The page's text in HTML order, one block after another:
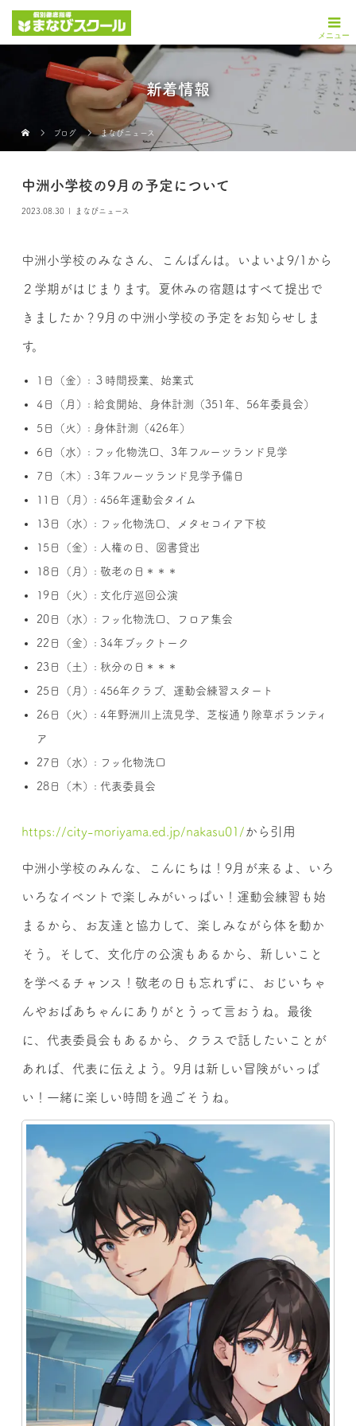
新着情報
ブログ まなびニュース
中洲小学校の9月の予定について
2023.08.30 まなびニュース
中洲小学校のみなさん、こんばんは。いよいよ9/1から
２学期がはじまります。夏休みの宿題はすべて提出で
きましたか？9月の中洲小学校の予定をお知らせしま
す。
1日（金）: ３時間授業、始業式
4日（月）: 給食開始、身体計測（351年、56年委員会）
5日（火）: 身体計測（426年）
6日（水）: フッ化物洗口、3年フルーツランド見学
7日（木）: 3年フルーツランド見学予備日
11日（月）: 456年運動会タイム
13日（水）: フッ化物洗口、メタセコイア下校
15日（金）: 人権の日、図書貸出
18日（月）: 敬老の日＊＊＊
19日（火）: 文化庁巡回公演
20日（水）: フッ化物洗口、フロア集会
22日（金）: 34年ブックトーク
23日（土）: 秋分の日＊＊＊
25日（月）: 456年クラブ、運動会練習スタート
26日（火）: 4年野洲川上流見学、芝桜通り除草ボランティ
ア
27日（水）: フッ化物洗口
28日（木）: 代表委員会
https://city-moriyama.ed.jp/nakasu01/から引用
中洲小学校のみんな、こんにちは！9月が来るよ、いろ
いろなイベントで楽しみがいっぱい！運動会練習も始
まるから、お友達と協力して、楽しみながら体を動か
そう。そして、文化庁の公演もあるから、新しいこと
を学べるチャンス！敬老の日も忘れずに、おじいちゃ
んやおばあちゃんにありがとうって言おうね。最後
に、代表委員会もあるから、クラスで話したいことが
あれば、代表に伝えよう。9月は新しい冒険がいっぱ
い！一緒に楽しい時間を過ごそうね。